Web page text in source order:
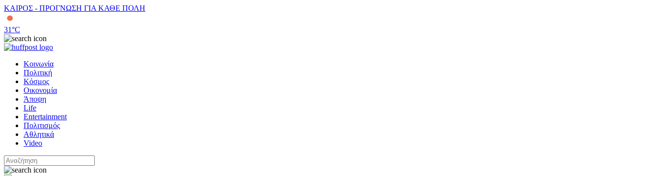
ΚΑΙΡΟΣ - ΠΡΟΓΝΩΣΗ ΓΙΑ ΚΑΘΕ ΠΟΛΗ
31°C
Κοινωνία
Πολιτική
Κόσμος
Οικονομία
Άποψη
Life
Entertainment
Πολιτισμός
Αθλητικά
Video